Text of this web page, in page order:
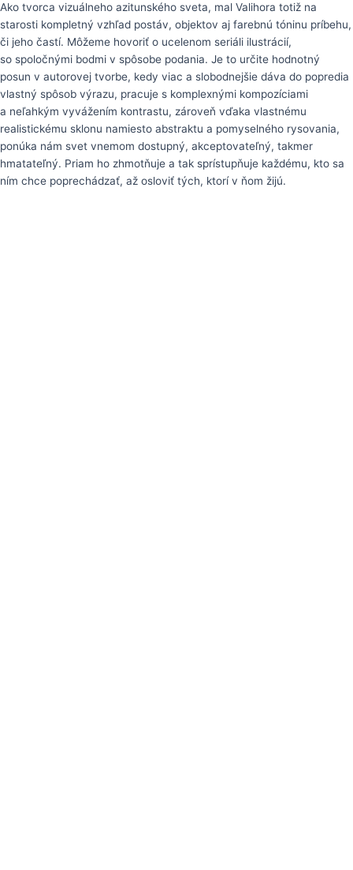
Ako tvorca vizuálneho azitunského sveta, mal Valihora totiž na
starosti kompletný vzhľad postáv, objektov aj farebnú tóninu príbehu,
či jeho častí. Môžeme hovoriť o ucelenom seriáli ilustrácií,
so spoločnými bodmi v spôsobe podania. Je to určite hodnotný
posun v autorovej tvorbe, kedy viac a slobodnejšie dáva do popredia
vlastný spôsob výrazu, pracuje s komplexnými kompozíciami
a neľahkým vyvážením kontrastu, zároveň vďaka vlastnému
realistickému sklonu namiesto abstraktu a pomyselného rysovania,
ponúka nám svet vnemom dostupný, akceptovateľný, takmer
hmatateľný. Priam ho zhmotňuje a tak sprístupňuje každému, kto sa
ním chce poprechádzať, až osloviť tých, ktorí v ňom žijú.